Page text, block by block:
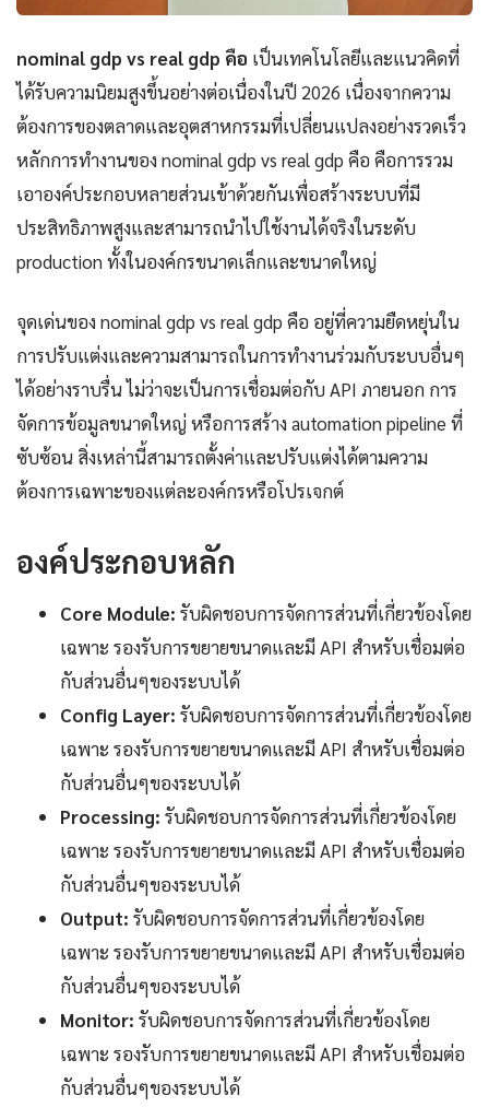
nominal gdp vs real gdp คือ เป็นเทคโนโลยีและแนวคิดที่
ได้รับความนิยมสูงขึ้นอย่างต่อเนื่องในปี 2026 เนื่องจากความ
ต้องการของตลาดและอุตสาหกรรมที่เปลี่ยนแปลงอย่างรวดเร็ว
หลักการทำงานของ nominal gdp vs real gdp คือ คือการรวม
เอาองค์ประกอบหลายส่วนเข้าด้วยกันเพื่อสร้างระบบที่มี
ประสิทธิภาพสูงและสามารถนำไปใช้งานได้จริงในระดับ
production ทั้งในองค์กรขนาดเล็กและขนาดใหญ่
จุดเด่นของ nominal gdp vs real gdp คือ อยู่ที่ความยืดหยุ่นใน
การปรับแต่งและความสามารถในการทำงานร่วมกับระบบอื่นๆ
ได้อย่างราบรื่น ไม่ว่าจะเป็นการเชื่อมต่อกับ API ภายนอก การ
จัดการข้อมูลขนาดใหญ่ หรือการสร้าง automation pipeline ที่
ซับซ้อน สิ่งเหล่านี้สามารถตั้งค่าและปรับแต่งได้ตามความ
ต้องการเฉพาะของแต่ละองค์กรหรือโปรเจกต์
องค์ประกอบหลัก
Core Module: รับผิดชอบการจัดการส่วนที่เกี่ยวข้องโดย
เฉพาะ รองรับการขยายขนาดและมี API สำหรับเชื่อมต่อ
กับส่วนอื่นๆของระบบได้
Config Layer: รับผิดชอบการจัดการส่วนที่เกี่ยวข้องโดย
เฉพาะ รองรับการขยายขนาดและมี API สำหรับเชื่อมต่อ
กับส่วนอื่นๆของระบบได้
Processing: รับผิดชอบการจัดการส่วนที่เกี่ยวข้องโดย
เฉพาะ รองรับการขยายขนาดและมี API สำหรับเชื่อมต่อ
กับส่วนอื่นๆของระบบได้
Output: รับผิดชอบการจัดการส่วนที่เกี่ยวข้องโดย
เฉพาะ รองรับการขยายขนาดและมี API สำหรับเชื่อมต่อ
กับส่วนอื่นๆของระบบได้
Monitor: รับผิดชอบการจัดการส่วนที่เกี่ยวข้องโดย
เฉพาะ รองรับการขยายขนาดและมี API สำหรับเชื่อมต่อ
กับส่วนอื่นๆของระบบได้